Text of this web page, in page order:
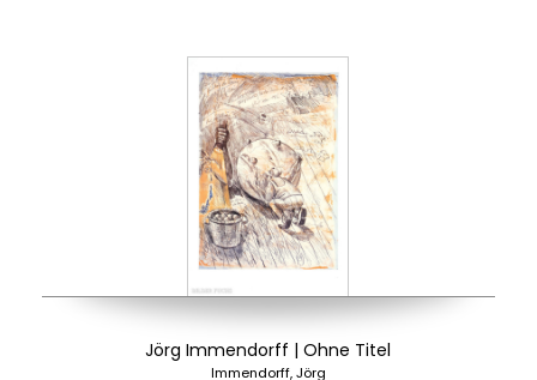
Jörg Immendorff | Ohne Titel
Immendorff, Jörg